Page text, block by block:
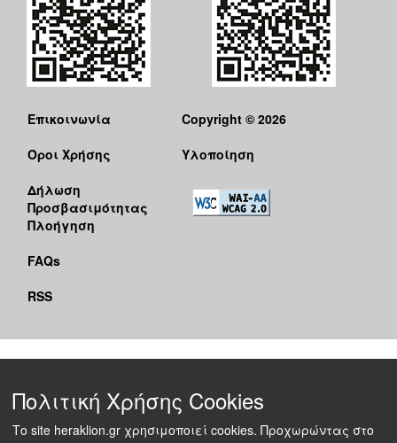
Επικοινωνία
Όροι Χρήσης
Δήλωση
Προσβασιμότητας
Πλοήγηση
FAQs
RSS
Copyright © 2026
Υλοποίηση
Πολιτική Χρήσης Cookies
Το site heraklion.gr χρησιμοποιεί cookies. Προχωρώντας στο